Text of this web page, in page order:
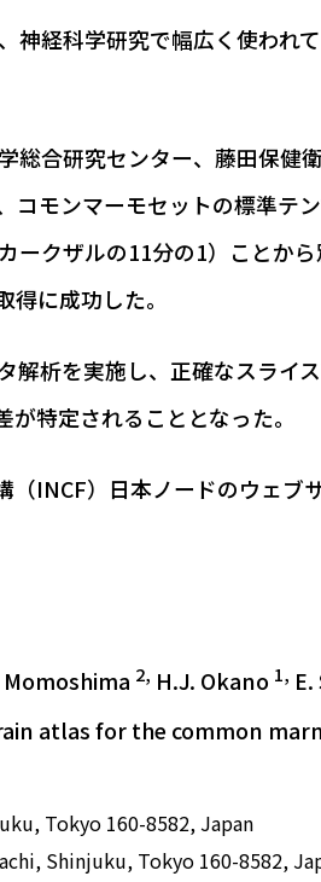
経科学研究で幅広く使われ
合研究センター、藤田保健
モンマーモセットの標準テ
クザルの11分の1）ことか
に成功した。
析を実施し、正確なスライ
特定されることとなった。
INCF）日本ノードのウェブ
Momoshima 2, H.J. Okano 1,
atlas for the common
Tokyo 160-8582, Japan
Shinjuku, Tokyo 160-8582,